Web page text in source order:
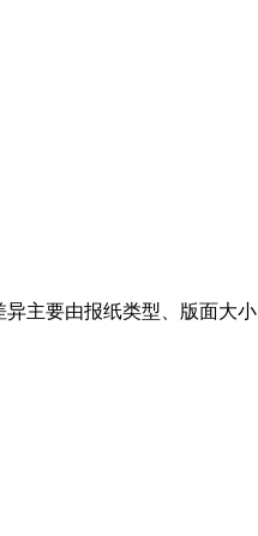
主要由报纸类型、版面